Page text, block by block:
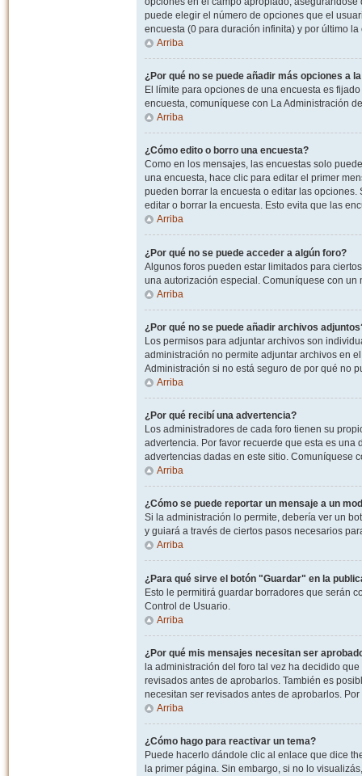
puede elegir el número de opciones que el
encuesta (0 para duración infinita) y por último
Arriba
¿Por qué no se puede añadir más opciones a
El límite para opciones de una encuesta es
encuesta, comuníquese con La Administración
Arriba
¿Cómo edito o borro una encuesta?
Como en los mensajes, las encuestas solo
una encuesta, hace clic para editar el primer
pueden borrar la encuesta o editar las
editar o borrar la encuesta. Esto evita que las
Arriba
¿Por qué no se puede acceder a algún foro?
Algunos foros pueden estar limitados para
una autorización especial. Comuníquese con
Arriba
¿Por qué no se puede añadir archivos
Los permisos para adjuntar archivos son
administración no permite adjuntar archivos en
Administración si no está seguro de por qué no
Arriba
¿Por qué recibí una advertencia?
Los administradores de cada foro tienen su
advertencia. Por favor recuerde que esta es
advertencias dadas en este sitio. Comuníquese
Arriba
¿Cómo se puede reportar un mensaje a un
Si la administración lo permite, debería ver un
y guiará a través de ciertos pasos necesarios
Arriba
¿Para qué sirve el botón "Guardar" en la
Esto le permitirá guardar borradores que serán
Control de Usuario.
Arriba
¿Por qué mis mensajes necesitan ser
la administración del foro tal vez ha decidido
revisados antes de aprobarlos. También es
necesitan ser revisados antes de aprobarlos.
Arriba
¿Cómo hago para reactivar un tema?
Puede hacerlo dándole clic al enlace que dice
la primer página. Sin embargo, si no lo